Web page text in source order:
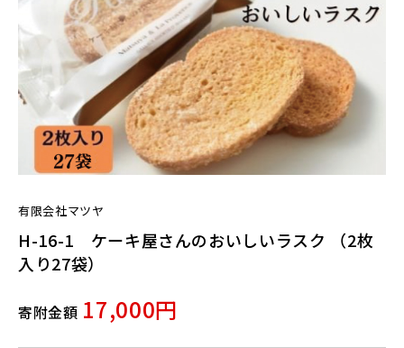
有限会社マツヤ
H-16-1 ケーキ屋さんのおいしいラスク （2枚
入り27袋）
寄附金額 17,000円